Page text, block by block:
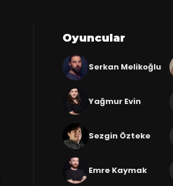
Oyuncular
Serkan Melikoğlu
Yağmur Evin
Sezgin Özteke
Emre Kaymak